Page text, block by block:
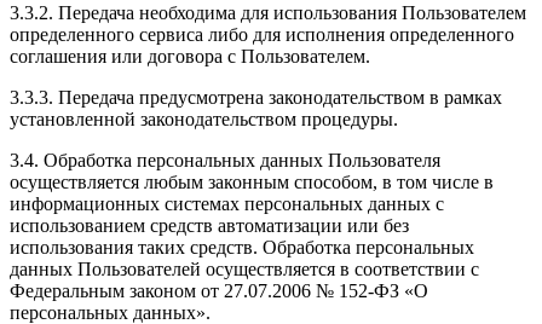
3.3.2. Передача необходима для использования Пользователем
определенного сервиса либо для исполнения определенного
соглашения или договора с Пользователем.
3.3.3. Передача предусмотрена законодательством в рамках
установленной законодательством процедуры.
3.4. Обработка персональных данных Пользователя
осуществляется любым законным способом, в том числе в
информационных системах персональных данных с
использованием средств автоматизации или без
использования таких средств. Обработка персональных
данных Пользователей осуществляется в соответствии с
Федеральным законом от 27.07.2006 № 152-ФЗ «О
персональных данных».